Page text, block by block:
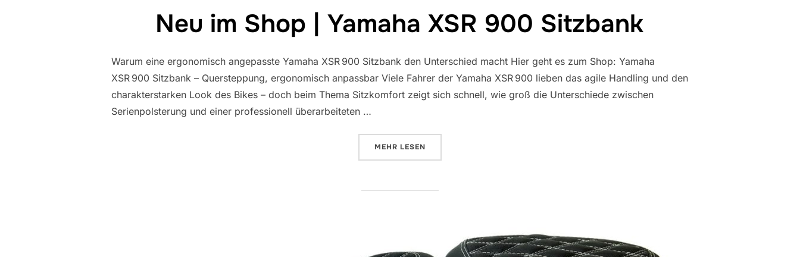
Neu im Shop | Yamaha XSR 900 Sitzbank
Warum eine ergonomisch angepasste Yamaha XSR 900 Sitzbank den Unterschied macht Hier geht es zum Shop: Yamaha
XSR 900 Sitzbank – Quersteppung, ergonomisch anpassbar Viele Fahrer der Yamaha XSR 900 lieben das agile Handling und den
charakterstarken Look des Bikes – doch beim Thema Sitzkomfort zeigt sich schnell, wie groß die Unterschiede zwischen
Serienpolsterung und einer professionell überarbeiteten …
MEHR ÜBER „NEU IM SHOP | YAMAHA XSR 900 SITZBANK“
LESEN